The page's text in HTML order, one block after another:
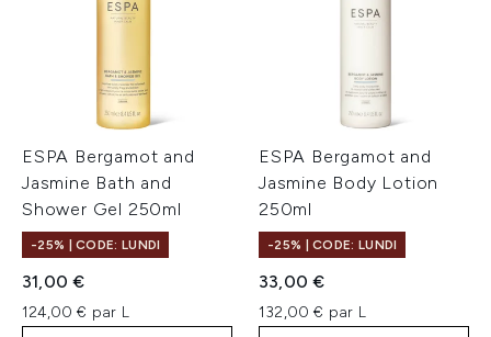
ESPA Bergamot and
Jasmine Bath and
Shower Gel 250ml
-25% | CODE: LUNDI
31,00 €
124,00 € par L
ESPA Bergamot and
Jasmine Body Lotion
250ml
-25% | CODE: LUNDI
33,00 €
132,00 € par L